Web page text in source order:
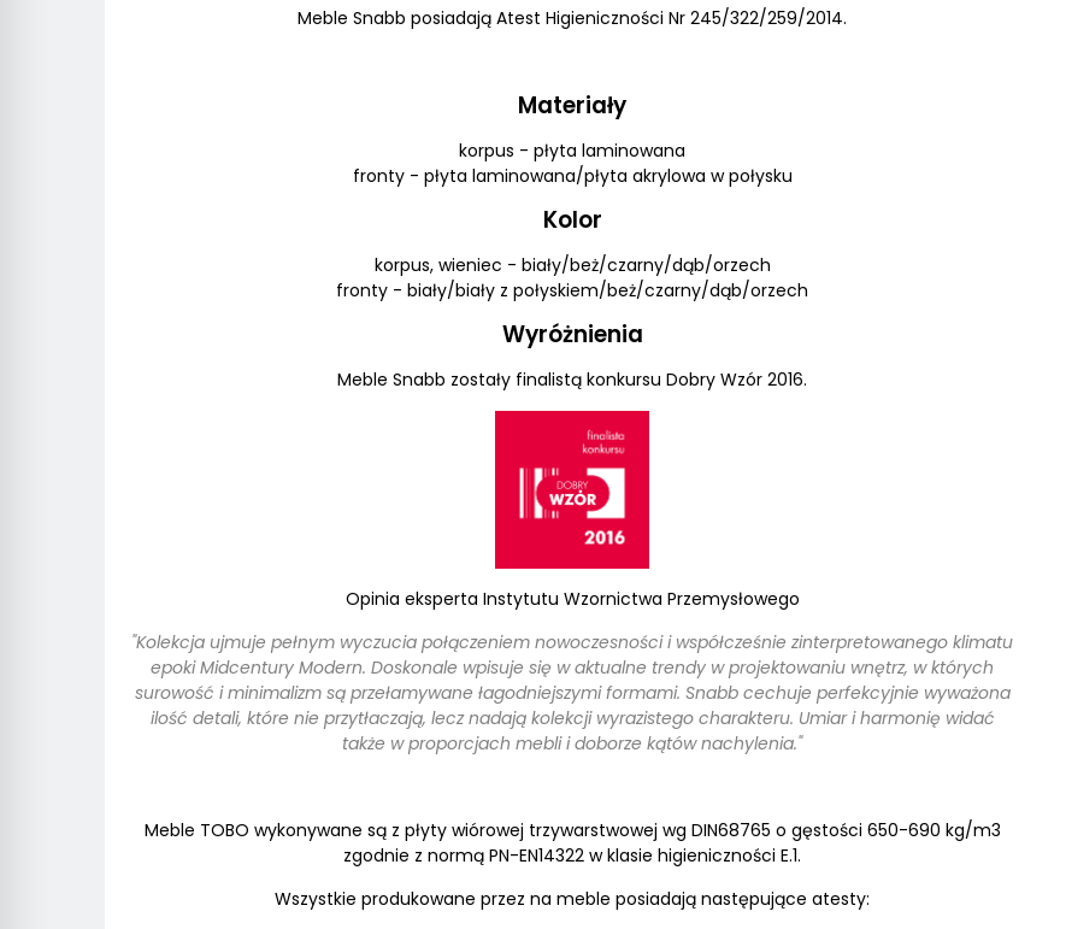
Meble Snabb posiadają Atest Higieniczności Nr 245/322/259/2014.
Materiały
korpus - płyta laminowana
fronty - płyta laminowana/płyta akrylowa w połysku
Kolor
korpus, wieniec - biały/beż/czarny/dąb/orzech
fronty - biały/biały z połyskiem/beż/czarny/dąb/orzech
Wyróżnienia
Meble Snabb zostały finalistą konkursu Dobry Wzór 2016.
Opinia eksperta Instytutu Wzornictwa Przemysłowego
"Kolekcja ujmuje pełnym wyczucia połączeniem nowoczesności i współcześnie zinterpretowanego klimatu
epoki Midcentury Modern. Doskonale wpisuje się w aktualne trendy w projektowaniu wnętrz, w których
surowość i minimalizm są przełamywane łagodniejszymi formami. Snabb cechuje perfekcyjnie wyważona
ilość detali, które nie przytłaczają, lecz nadają kolekcji wyrazistego charakteru. Umiar i harmonię widać
także w proporcjach mebli i doborze kątów nachylenia."
Meble TOBO wykonywane są z płyty wiórowej trzywarstwowej wg DIN68765 o gęstości 650-690 kg/m3
zgodnie z normą PN-EN14322 w klasie higieniczności E.1.
Wszystkie produkowane przez na meble posiadają następujące atesty: